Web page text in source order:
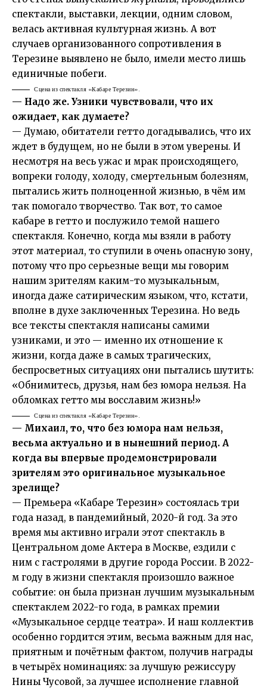
спектакли, выставки, лекции, одним словом,
велась активная культурная жизнь. А вот
случаев организованного сопротивления в
Терезине выявлено не было, имели место лишь
единичные побеги.
Сцена из спектакля «Кабаре Терезин».
— Надо же. Узники чувствовали, что их
ожидает, как думаете?
— Думаю, обитатели гетто догадывались, что их
ждет в будущем, но не были в этом уверены. И
несмотря на весь ужас и мрак происходящего,
вопреки голоду, холоду, смертельным болезням,
пытались жить полноценной жизнью, в чём им
так помогало творчество. Так вот, то самое
кабаре в гетто и послужило темой нашего
спектакля. Конечно, когда мы взяли в работу
этот материал, то ступили в очень опасную зону,
потому что про серьезные вещи мы говорим
нашим зрителям каким-то музыкальным,
иногда даже сатирическим языком, что, кстати,
вполне в духе заключенных Терезина. Но ведь
все тексты спектакля написаны самими
узниками, и это — именно их отношение к
жизни, когда даже в самых трагических,
беспросветных ситуациях они пытались шутить:
«Обнимитесь, друзья, нам без юмора нельзя. На
обломках гетто мы восславим жизнь!»
Сцена из спектакля «Кабаре Терезин».
— Михаил, то, что без юмора нам нельзя,
весьма актуально и в нынешний период. А
когда вы впервые продемонстрировали
зрителям это оригинальное музыкальное
зрелище?
— Премьера «Кабаре Терезин» состоялась три
года назад, в пандемийный, 2020-й год. За это
время мы активно играли этот спектакль в
Центральном доме Актера в Москве, ездили с
ним с гастролями в другие города России. В 2022-
м году в жизни спектакля произошло важное
событие: он была признан лучшим музыкальным
спектаклем 2022-го года, в рамках премии
«Музыкальное сердце театра». И наш коллектив
особенно гордится этим, весьма важным для нас,
приятным и почётным фактом, получив награды
в четырёх номинациях: за лучшую режиссуру
Нины Чусовой, за лучшее исполнение главной